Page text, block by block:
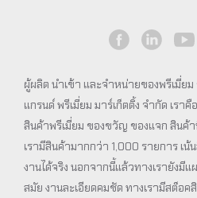
ผู้ผลิต นำเข้า และจำหน่ายของพรีเมี่ย
แกรนด์ พรีเมี่ยม มาร์เก็ตติ้ง จำกัด เรา
สินค้าพรีเมี่ยม ของขวัญ ของแจก สินค้า
เรามีสินค้ามากกว่า 1,000 รายการ เ
งานได้จริง นอกจากนี้แล้วทางเรายังมี
สมัย งานละเอียดคมชัด ทางเรามีสต็อ